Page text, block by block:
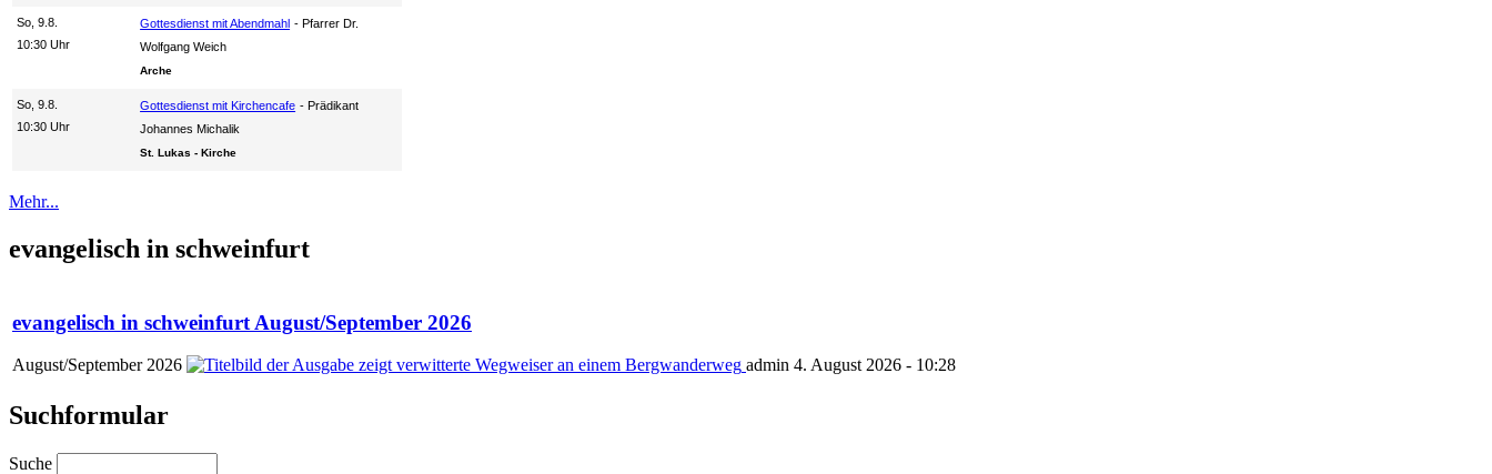
So, 9.8.
10:30 Uhr
Gottesdienst mit Abendmahl
Pfarrer Dr.
Wolfgang Weich
Arche
So, 9.8.
10:30 Uhr
Gottesdienst mit Kirchencafe
Prädikant
Johannes Michalik
St. Lukas - Kirche
Mehr...
evangelisch in schweinfurt
evangelisch in schweinfurt August/September 2026
August/September 2026 admin 4. August 2026 - 10:28
Suchformular
Suche